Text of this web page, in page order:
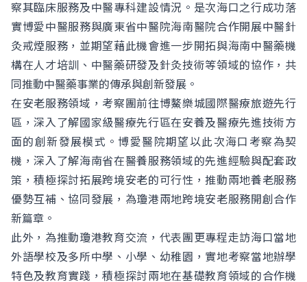
察其臨床服務及中醫專科建設情況。是次海口之行成功落
實博愛中醫服務與廣東省中醫院海南醫院合作開展中醫針
灸戒煙服務，並期望藉此機會進一步開拓與海南中醫藥機
構在人才培訓、中醫藥研發及針灸技術等領域的協作，共
同推動中醫藥事業的傳承與創新發展。
在安老服務領域，考察團前往博鰲樂城國際醫療旅遊先行
區，深入了解國家級醫療先行區在安養及醫療先進技術方
面的創新發展模式。博愛醫院期望以此次海口考察為契
機，深入了解海南省在醫養服務領域的先進經驗與配套政
策，積極探討拓展跨境安老的可行性，推動兩地養老服務
優勢互補、協同發展，為瓊港兩地跨境安老服務開創合作
新篇章。
此外，為推動瓊港教育交流，代表團更專程走訪海口當地
外語學校及多所中學、小學、幼稚園，實地考察當地辦學
特色及教育實踐，積極探討兩地在基礎教育領域的合作機